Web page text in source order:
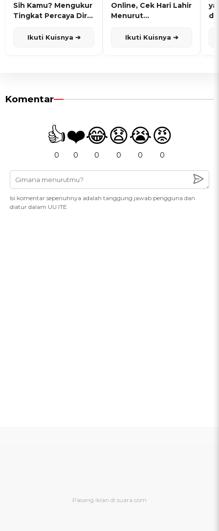
Sih Kamu? Mengukur
Tingkat Percaya Diri
Ikuti Kuisnya ➔
Online, Cek Hari Lahir
Menurut
Ikuti Kuisnya ➔
Komentar
👍
0
❤️
0
😂
0
😧
0
😭
0
😡
0
Isi komentar sepenuhnya adalah tanggung jawab pengguna dan
diatur dalam UU ITE